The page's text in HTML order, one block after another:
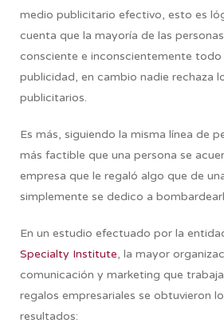
medio publicitario efectivo, esto es
cuenta que la mayoría de las
consciente e inconscientemente
publicidad, en cambio nadie rechaza
publicitarios.
Es más, siguiendo la misma línea de
más factible que una persona se
empresa que le regaló algo que de
simplemente se dedico a
En un estudio efectuado por la
Specialty Institute, la mayor
comunicación y marketing que
regalos empresariales se obtuvieron
resultados: